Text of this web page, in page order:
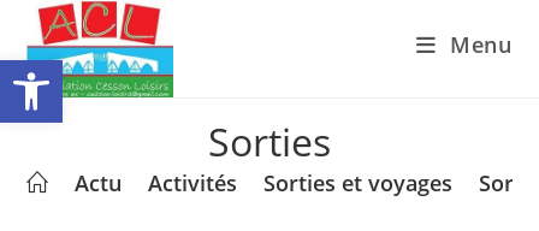
Ouvrir la barre d’outils
content
Menu
Sorties
Actu Activités Sorties et voyages